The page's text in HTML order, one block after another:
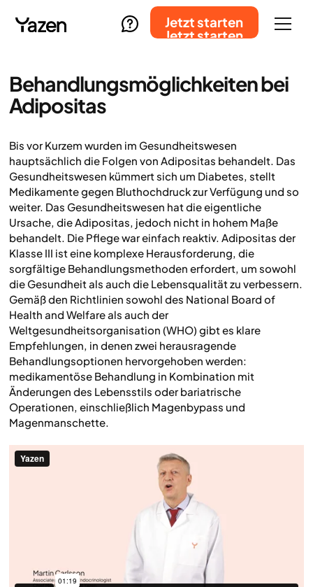
Jetzt starten
Jetzt starten
Behandlungsmöglichkeiten bei
Adipositas
Bis vor Kurzem wurden im Gesundheitswesen
hauptsächlich die Folgen von Adipositas behandelt. Das
Gesundheitswesen kümmert sich um Diabetes, stellt
Medikamente gegen Bluthochdruck zur Verfügung und so
weiter. Das Gesundheitswesen hat die eigentliche
Ursache, die Adipositas, jedoch nicht in hohem Maße
behandelt. Die Pflege war einfach reaktiv. Adipositas der
Klasse III ist eine komplexe Herausforderung, die
sorgfältige Behandlungsmethoden erfordert, um sowohl
die Gesundheit als auch die Lebensqualität zu verbessern.
Gemäß den Richtlinien sowohl des National Board of
Health and Welfare als auch der
Weltgesundheitsorganisation (WHO) gibt es klare
Empfehlungen, in denen zwei herausragende
Behandlungsoptionen hervorgehoben werden:
medikamentöse Behandlung in Kombination mit
Änderungen des Lebensstils oder bariatrische
Operationen, einschließlich Magenbypass und
Magenmanschette.